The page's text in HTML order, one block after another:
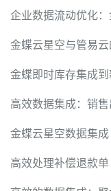
企业数据流动优化
金蝶云星空与管易
金蝶即时库存集成
高效数据集成：销
金蝶云星空数据集
高效处理补偿退款